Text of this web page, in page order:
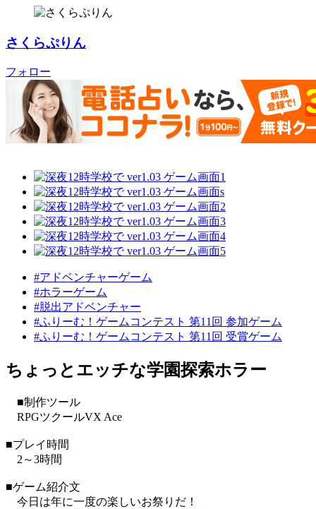
さくらぷりん
フォロー
#アドベンチャーゲーム
#ホラーゲーム
#脱出アドベンチャー
#ふりーむ！ゲームコンテスト 第11回 参加ゲーム
#ふりーむ！ゲームコンテスト 第11回 受賞ゲーム
ちょっとエッチな学園探索ホラー
■制作ツール
RPGツクールVX Ace
■プレイ時間
2～3時間
■ゲーム紹介文
今日は年に一度の楽しいお祭りだ！